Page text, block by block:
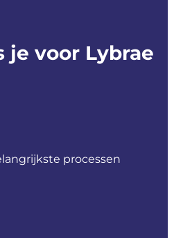
je voor Lybrae
processen